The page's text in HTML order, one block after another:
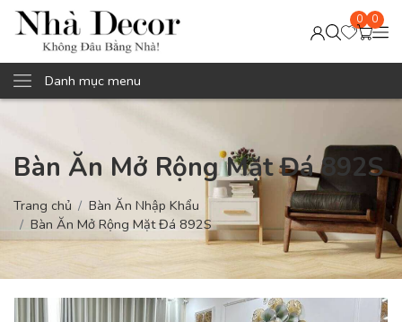
0 0
Danh mục menu
Bàn Ăn Mở Rộng Mặt Đá 892S
Trang chủ
Bàn Ăn Nhập Khẩu
Bàn Ăn Mở Rộng Mặt Đá 892S